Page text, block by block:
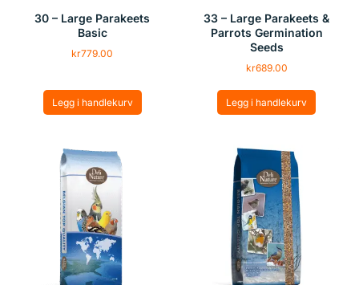
30 – Large Parakeets
Basic
kr779.00
Legg i handlekurv
33 – Large Parakeets &
Parrots Germination
Seeds
kr689.00
Legg i handlekurv